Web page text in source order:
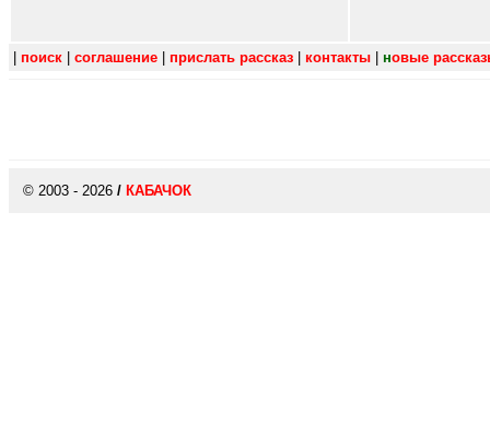
поиск соглашение прислать рассказ контакты новые
© 2003 - 2026 / КАБАЧОК